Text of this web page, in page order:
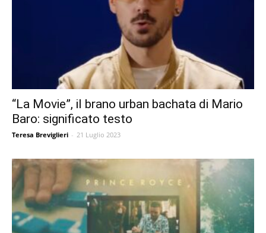
“La Movie”, il brano urban bachata di Mario
Baro: significato testo
Teresa Breviglieri - 21 Luglio 2023